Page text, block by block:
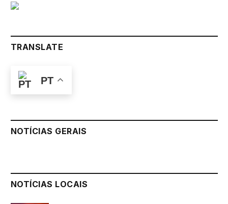
TRANSLATE
PT
NOTÍCIAS GERAIS
NOTÍCIAS LOCAIS